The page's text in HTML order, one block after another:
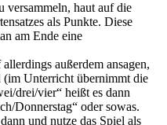
versammeln, haut auf die
als Punkte. Diese
am Ende eine
außerdem ansagen,
(im Unterricht übernimmt die
drei/vier“ heißt es dann
Donnerstag“ oder sowas.
und nutze das Spiel als